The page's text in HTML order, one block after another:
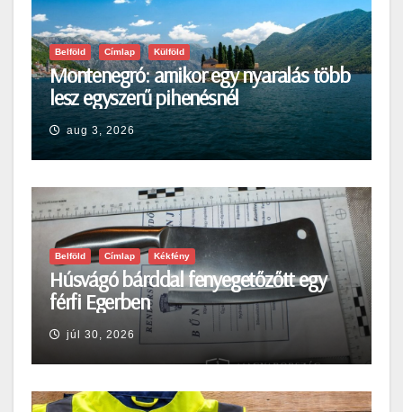
Belföld Címlap Külföld
Montenegró: amikor egy nyaralás több
lesz egyszerű pihenésnél
aug 3, 2026
Belföld Címlap Kékfény
Húsvágó bárddal fenyegetőzőtt egy
férfi Egerben
júl 30, 2026